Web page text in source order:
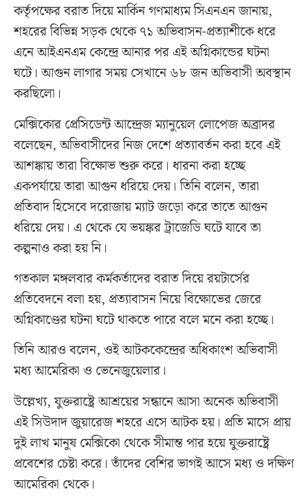
কর্তৃপক্ষের বরাত দিয়ে মার্কিন গণমাধ্যম সিএনএন জানায়,
শহরের বিভিন্ন সড়ক থেকে ৭১ অভিবাসন-প্রত্যাশীকে ধরে
এনে আইএনএম কেন্দ্রে আনার পর এই অগ্নিকান্ডের ঘটনা
ঘটে। আগুন লাগার সময় সেখানে ৬৮ জন অভিবাসী অবস্থান
করছিলো।
মেক্সিকোর প্রেসিডেন্ট আন্দ্রেজ ম্যানুয়েল লোপেজ অব্রাদর
বলেছেন, অভিবাসীদের নিজ দেশে প্রত্যাবর্তন করা হবে এই
আশঙ্কায় তারা বিক্ষোভ শুরু করে। ধারনা করা হচ্ছে
একপর্যায়ে তারা আগুন ধরিয়ে দেয়। তিনি বলেন, তারা
প্রতিবাদ হিসেবে দরোজায় ম্যাট জড়ো করে তাতে আগুন
ধরিয়ে দেয়। এ থেকে যে ভয়ঙ্কর ট্রাজেডি ঘটে যাবে তা
কল্পনাও করা হয় নি।
গতকাল মঙ্গলবার কর্মকর্তাদের বরাত দিয়ে রয়টার্সের
প্রতিবেদনে বলা হয়, প্রত্যাবাসন নিয়ে বিক্ষোভের জেরে
অগ্নিকাণ্ডের ঘটনা ঘটে থাকতে পারে বলে মনে করা হচ্ছে।
তিনি আরও বলেন, ওই আটককেন্দ্রের অধিকাংশ অভিবাসী
মধ্য আমেরিকা ও ভেনেজুয়েলার।
উল্লেখ্য, যুক্তরাষ্ট্রে আশ্রয়ের সন্ধানে আসা অনেক অভিবাসী
এই সিউদাদ জুয়ারেজ শহরে এসে আটক হয়। প্রতি মাসে প্রায়
দুই লাখ মানুষ মেক্সিকো থেকে সীমান্ত পার হয়ে যুক্তরাষ্ট্রে
প্রবেশের চেষ্টা করে। তাঁদের বেশির ভাগই আসে মধ্য ও দক্ষিণ
আমেরিকা থেকে।